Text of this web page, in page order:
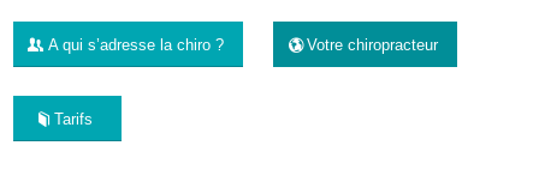
A qui s’adresse la chiro ? Votre chiropracteur
Tarifs